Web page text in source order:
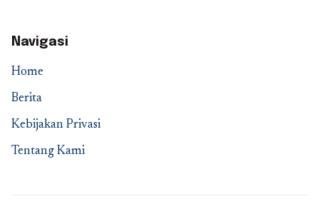
Navigasi
Home
Berita
Kebijakan Privasi
Tentang Kami